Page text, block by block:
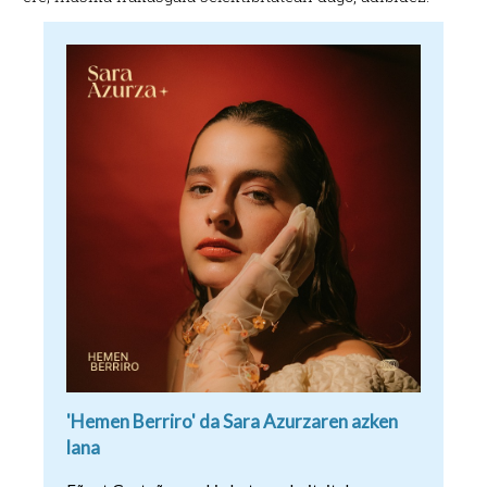
'Hemen Berriro' da Sara Azurzaren azken
lana